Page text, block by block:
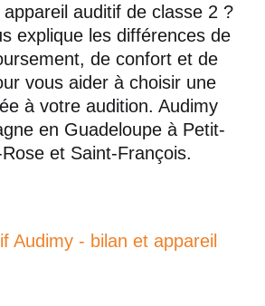
auditif de classe 2 ?
explique les différences de
de confort et de
vous aider à choisir une
à votre audition. Audimy
en Guadeloupe à Petit-
et Saint-François.